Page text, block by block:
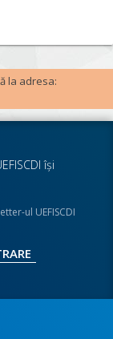
la adresa:
îşi
ul UEFISCDI